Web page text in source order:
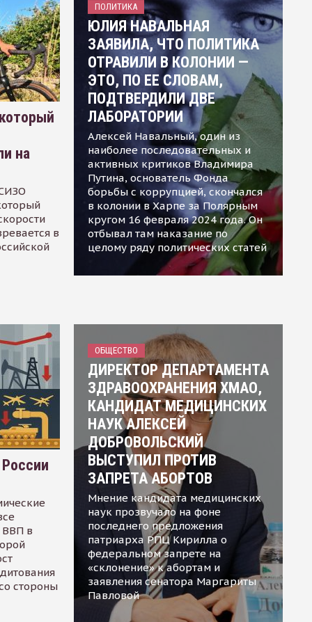
на
в
ПОЛИТИКА
ЮЛИЯ НАВАЛЬНАЯ
ЗАЯВИЛА, ЧТО ПОЛИТИКА
ОТРАВИЛИ В КОЛОНИИ —
ЭТО, ПО ЕЕ СЛОВАМ,
ПОДТВЕРДИЛИ ДВЕ
ЛАБОРАТОРИИ
Алексей Навальный, один из
наиболее последовательных и
активных критиков Владимира
Путина, основатель Фонда
борьбы с коррупцией, скончался
в колонии в Харпе за Полярным
кругом 16 февраля 2024 года. Он
отбывал там наказание по
целому ряду политических статей
ВВП в
стороны
ОБЩЕСТВО
ДИРЕКТОР ДЕПАРТАМЕНТА
ЗДРАВООХРАНЕНИЯ ХМАО,
КАНДИДАТ МЕДИЦИНСКИХ
НАУК АЛЕКСЕЙ
ДОБРОВОЛЬСКИЙ
ВЫСТУПИЛ ПРОТИВ
ЗАПРЕТА АБОРТОВ
Мнение кандидата медицинских
наук прозвучало на фоне
последнего предложения
патриарха РПЦ Кирилла о
федеральном запрете на
«склонение» к абортам и
заявления сенатора Маргариты
Павловой